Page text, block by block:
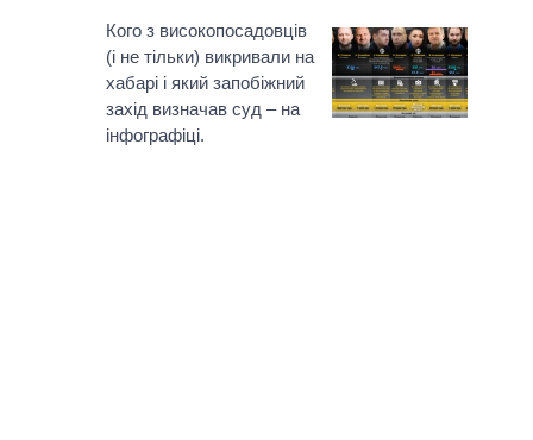
Кого з високопосадовців
(і не тільки) викривали на
хабарі і який запобіжний
захід визначав суд – на
інфографіці.